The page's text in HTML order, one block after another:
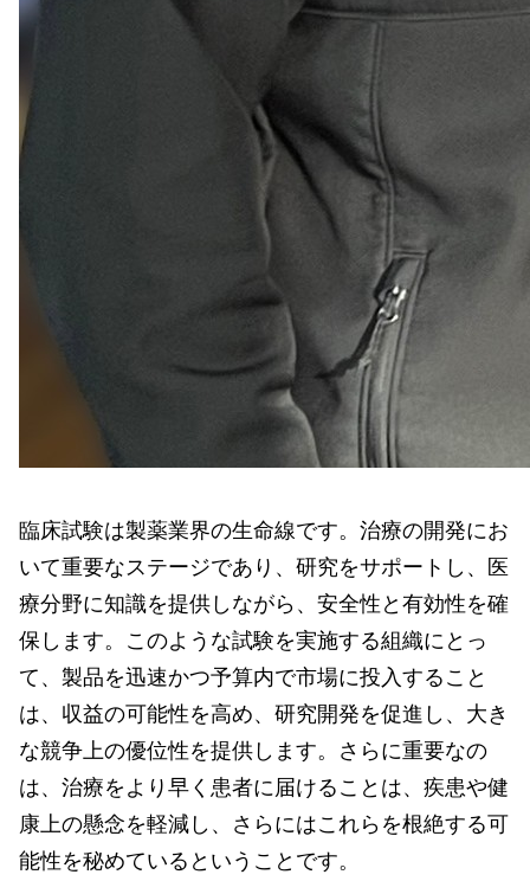
臨床試験は製薬業界の生命線です。治療の開発にお
いて重要なステージであり、研究をサポートし、医
療分野に知識を提供しながら、安全性と有効性を確
保します。このような試験を実施する組織にとっ
て、製品を迅速かつ予算内で市場に投入すること
は、収益の可能性を高め、研究開発を促進し、大き
な競争上の優位性を提供します。さらに重要なの
は、治療をより早く患者に届けることは、疾患や健
康上の懸念を軽減し、さらにはこれらを根絶する可
能性を秘めているということです。